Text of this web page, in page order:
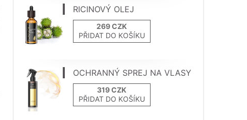
RICINOVÝ OLEJ
PŘIDAT DO KOŠÍKU
OCHRANNÝ SPREJ NA VLASY
PŘIDAT DO KOŠÍKU